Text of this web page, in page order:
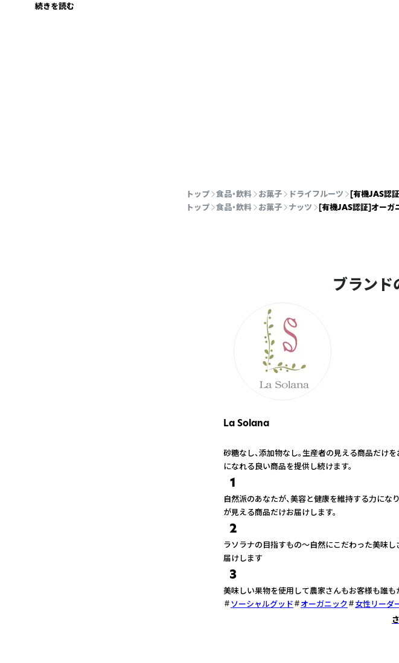
続きを読む
トップ 食品・飲料 お菓子 ドライフルーツ
[有機JAS認
トップ
食品・飲料 お菓子 ナッツ [有機JAS認証]オーガ
ブランド
La Solana
砂糖なし、添加物なし。生産者の見える商品だけ
になれる良い商品を提供し続けます。
1
自然派のあなたが、美容と健康を維持する力に
が見える商品だけお届けします。
2
ラソラナの目指すもの～自然にこだわった美味し
届けします
3
美味しい果物を使用して農家さんもお客様も誰も
ソーシャルグッド
オーガニック
女性リーダ